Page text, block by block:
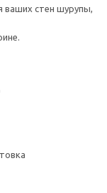
стен шурупы,